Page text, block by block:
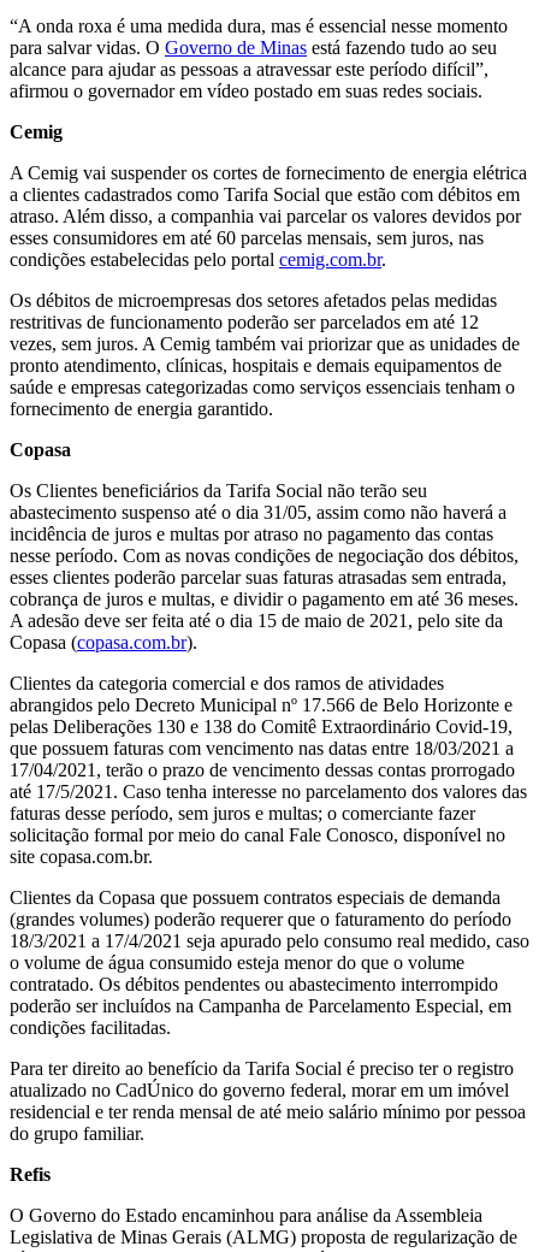
“A onda roxa é uma medida dura, mas é essencial nesse momento
para salvar vidas. O Governo de Minas está fazendo tudo ao seu
alcance para ajudar as pessoas a atravessar este período difícil”,
afirmou o governador em vídeo postado em suas redes sociais.
Cemig
A Cemig vai suspender os cortes de fornecimento de energia elétrica
a clientes cadastrados como Tarifa Social que estão com débitos em
atraso. Além disso, a companhia vai parcelar os valores devidos por
esses consumidores em até 60 parcelas mensais, sem juros, nas
condições estabelecidas pelo portal cemig.com.br.
Os débitos de microempresas dos setores afetados pelas medidas
restritivas de funcionamento poderão ser parcelados em até 12
vezes, sem juros. A Cemig também vai priorizar que as unidades de
pronto atendimento, clínicas, hospitais e demais equipamentos de
saúde e empresas categorizadas como serviços essenciais tenham o
fornecimento de energia garantido.
Copasa
Os Clientes beneficiários da Tarifa Social não terão seu
abastecimento suspenso até o dia 31/05, assim como não haverá a
incidência de juros e multas por atraso no pagamento das contas
nesse período. Com as novas condições de negociação dos débitos,
esses clientes poderão parcelar suas faturas atrasadas sem entrada,
cobrança de juros e multas, e dividir o pagamento em até 36 meses.
A adesão deve ser feita até o dia 15 de maio de 2021, pelo site da
Copasa (copasa.com.br).
Clientes da categoria comercial e dos ramos de atividades
abrangidos pelo Decreto Municipal nº 17.566 de Belo Horizonte e
pelas Deliberações 130 e 138 do Comitê Extraordinário Covid-19,
que possuem faturas com vencimento nas datas entre 18/03/2021 a
17/04/2021, terão o prazo de vencimento dessas contas prorrogado
até 17/5/2021. Caso tenha interesse no parcelamento dos valores das
faturas desse período, sem juros e multas; o comerciante fazer
solicitação formal por meio do canal Fale Conosco, disponível no
site copasa.com.br.
Clientes da Copasa que possuem contratos especiais de demanda
(grandes volumes) poderão requerer que o faturamento do período
18/3/2021 a 17/4/2021 seja apurado pelo consumo real medido, caso
o volume de água consumido esteja menor do que o volume
contratado. Os débitos pendentes ou abastecimento interrompido
poderão ser incluídos na Campanha de Parcelamento Especial, em
condições facilitadas.
Para ter direito ao benefício da Tarifa Social é preciso ter o registro
atualizado no CadÚnico do governo federal, morar em um imóvel
residencial e ter renda mensal de até meio salário mínimo por pessoa
do grupo familiar.
Refis
O Governo do Estado encaminhou para análise da Assembleia
Legislativa de Minas Gerais (ALMG) proposta de regularização de